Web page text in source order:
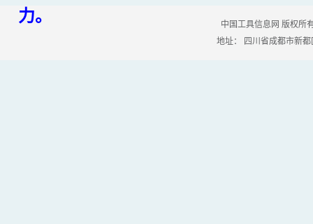
力。
中国工具信息网 版权所
地址： 四川省成都市新都